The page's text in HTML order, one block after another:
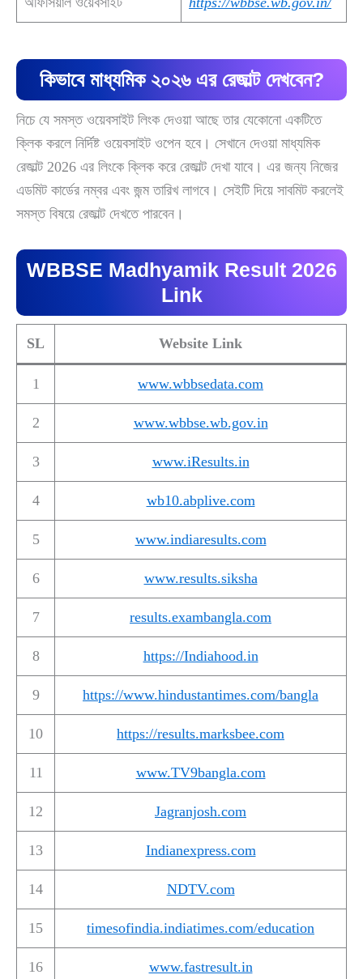
কিভাবে মাধ্যমিক ২০২৬ এর রেজাল্ট দেখবেন?
নিচে যে সমস্ত ওয়েবসাইট লিংক দেওয়া আছে তার যেকোনো একটিতে
ক্লিক করলে নির্দিষ্ট ওয়েবসাইট ওপেন হবে। সেখানে দেওয়া মাধ্যমিক
রেজাল্ট 2026 এর লিংকে ক্লিক করে রেজাল্ট দেখা যাবে। এর জন্য নিজের
এডমিট কার্ডের নম্বর এবং জন্ম তারিখ লাগবে। সেইটি দিয়ে সাবমিট করলেই
সমস্ত বিষয়ে রেজাল্ট দেখতে পারবেন।
WBBSE Madhyamik Result 2026
Link
SL Website Link
1 www.wbbsedata.com
2 www.wbbse.wb.gov.in
3 www.iResults.in
4 wb10.abplive.com
5 www.indiaresults.com
6 www.results.siksha
7 results.exambangla.com
8 https://Indiahood.in
9 https://www.hindustantimes.com/bangla
10 https://results.marksbee.com
11 www.TV9bangla.com
12 Jagranjosh.com
13 Indianexpress.com
14 NDTV.com
15 timesofindia.indiatimes.com/education
16 www.fastresult.in